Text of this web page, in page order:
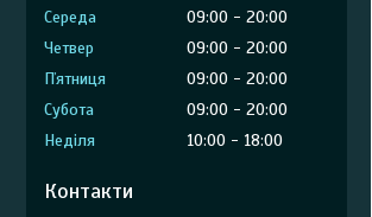
Середа
09:00
20:00
Четвер
09:00
20:00
Пʼятниця
09:00
20:00
Субота
09:00
20:00
Неділя
10:00 18:00
Контакти